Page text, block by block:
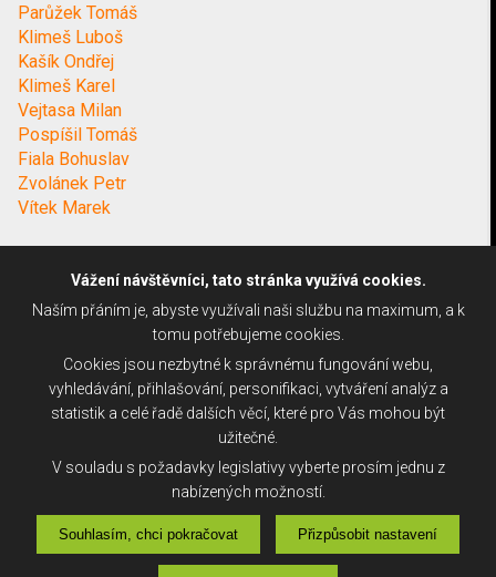
Parůžek Tomáš
Klimeš Luboš
Kašík Ondřej
Klimeš Karel
Vejtasa Milan
Pospíšil Tomáš
Fiala Bohuslav
Zvolánek Petr
Vítek Marek
Vážení návštěvníci, tato stránka využívá cookies.
Naším přáním je, abyste využívali naši službu na maximum, a k
tomu potřebujeme cookies.
Cookies jsou nezbytné k správnému fungování webu,
vyhledávání, přihlašování, personifikaci, vytváření analýz a
statistik a celé řadě dalších věcí, které pro Vás mohou být
užitečné.
V souladu s požadavky legislativy vyberte prosím jednu z
nabízených možností.
Souhlasím, chci pokračovat Přizpůsobit nastavení